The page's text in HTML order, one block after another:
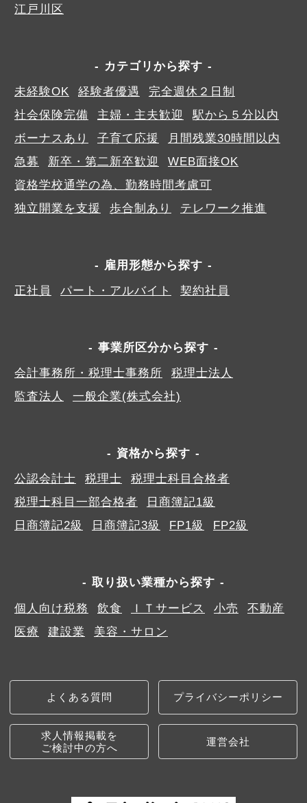
江戸川区
カテゴリから探す
未経験OK
経験者優遇
完全週休２日制
社会保険完備
主婦・主夫歓迎
駅から５分以内
ボーナスあり
子育て応援
月間残業30時間以内
急募
新卒・第二新卒歓迎
WEB面接OK
資格学校通学の為、勤務時間考慮可
独立開業を支援
歩合制あり テレワーク推進
雇用形態から探す
正社員
パート・アルバイト 契約社員
事業所区分から探す
会計事務所・税理士事務所
税理士法人
監査法人
一般企業(株式会社)
資格から探す
公認会計士
税理士
税理士科目合格者
税理士科目一部合格者
日商簿記1級
日商簿記2級
日商簿記3級 FP1級 FP2級
取り扱い業種から探す
個人向け税務
飲食 ＩＴサービス 小売
不動産
医療
建設業 美容・サロン
よくある質問 プライバシーポリシー
求人情報掲載を
ご検討中の方へ
運営会社